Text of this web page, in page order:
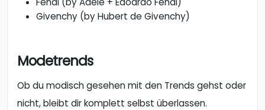
Ob du modisch gesehen mit den Trends gehst oder
kleidest, wirst du in ausgewählten Designers oder
aber auch in Secondhand-Shops fündig. Geht es
um Secondhand-Kleidung, denken viele Menschen